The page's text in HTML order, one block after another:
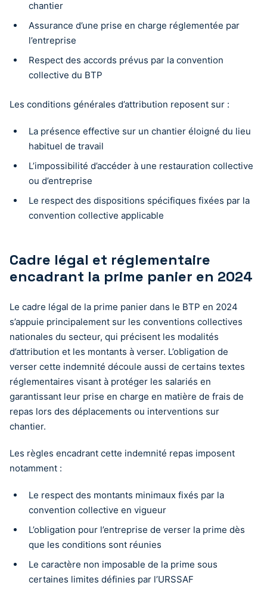
chantier
Assurance d’une prise en charge réglementée par
l’entreprise
Respect des accords prévus par la convention
collective du BTP
Les conditions générales d’attribution reposent sur :
La présence effective sur un chantier éloigné du lieu
habituel de travail
L’impossibilité d’accéder à une restauration collective
ou d’entreprise
Le respect des dispositions spécifiques fixées par la
convention collective applicable
Cadre légal et réglementaire
encadrant la prime panier en 2024
Le cadre légal de la prime panier dans le BTP en 2024
s’appuie principalement sur les conventions collectives
nationales du secteur, qui précisent les modalités
d’attribution et les montants à verser. L’obligation de
verser cette indemnité découle aussi de certains textes
réglementaires visant à protéger les salariés en
garantissant leur prise en charge en matière de frais de
repas lors des déplacements ou interventions sur
chantier.
Les règles encadrant cette indemnité repas imposent
notamment :
Le respect des montants minimaux fixés par la
convention collective en vigueur
L’obligation pour l’entreprise de verser la prime dès
que les conditions sont réunies
Le caractère non imposable de la prime sous
certaines limites définies par l’URSSAF